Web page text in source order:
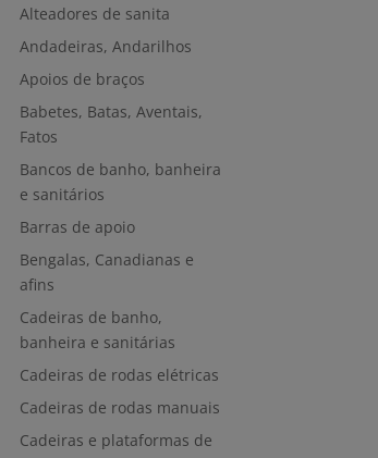
Alteadores de sanita
Andadeiras, Andarilhos
Apoios de braços
Babetes, Batas, Aventais,
Fatos
Bancos de banho, banheira
e sanitários
Barras de apoio
Bengalas, Canadianas e
afins
Cadeiras de banho,
banheira e sanitárias
Cadeiras de rodas elétricas
Cadeiras de rodas manuais
Cadeiras e plataformas de